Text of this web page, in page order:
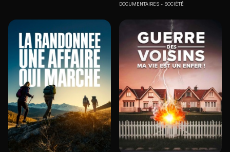
DOCUMENTAIRES SOCIÉTÉ